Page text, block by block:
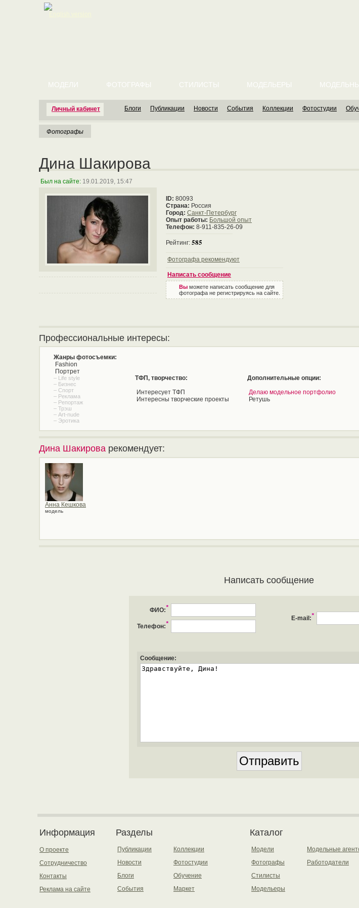
Личный кабинет
МОДЕЛИ ФОТОГРАФЫ СТИЛИСТЫ МОДЕЛЬЕРЫ
Блоги Публикации Новости События Коллекции Фотостудии
Фотографы
Дина Шакирова
Был на сайте: 19.01.2019, 15:47
ID: 80093
Страна: Россия
Город: Санкт-Петербург
Опыт работы: Большой опыт
Телефон: 8-911-835-26-09
Рейтинг: 585
Фотографа рекомендуют
Написать сообщение
Вы можете написать сообщение для
фотографа не регистрируясь на сайте.
Профессиональные интересы:
Жанры фотосъемки:
Fashion
Портрет
– Life style
– Бизнес
– Спорт
– Реклама
– Репортаж
– Трэш
– Art-nude
– Эротика
ТФП, творчество:
Интересует ТФП
Интересны творческие проекты
Дополнительные опции:
Делаю модельное портфолио
Ретушь
Дина Шакирова рекомендует:
Анна Кешкова
модель
Написать сообщение
ФИО:*
Телефон:*
E-mail:*
Сообщение:
Информация
О проекте
Сотрудничество
Контакты
Реклама на сайте
Разделы
Публикации
Новости
Блоги
События
Коллекции
Фотостудии
Обучение
Маркет
Каталог
Модели
Фотографы
Стилисты
Модельеры
Модельные
Работодатели